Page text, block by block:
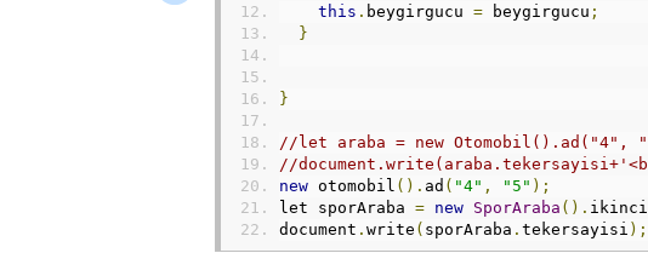
this . beygirgucu = beygirgucu ;
}
}
//let araba = new Otomobil().ad("4",
//
new otomobil (). ad ( "4" , "5" );
let sporAraba = new SporAraba ().
document . write ( sporAraba . tekersayisi );